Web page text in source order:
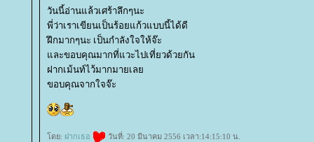
วันนี้อ่านแล้วเศร้าลึกๆนะ
พี่ว่าเราเขียนเป็นร้อยแก้วแบบนี้ได้ดี
ฝึกมากๆนะ เป็นกำลังใจให้จ๊ะ
ละขอบคุณมากที่แวะไปเที่ยวด้วยกัน
ฝากเม้นท์ไว้มากมายเล
ขอบคุณจากใจจ๊ะ
ดย: ฝากเธอ วันที่: 20 มีนาคม 2556 เวลา:14:15:10 น.